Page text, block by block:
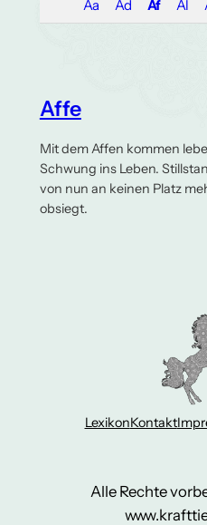
n
Aa Ad Af Al
Affe
Mit dem Affen kommen
Schwung ins Leben.
von nun an keinen Platz
obsiegt.
LexikonKontakt
Alle Rechte